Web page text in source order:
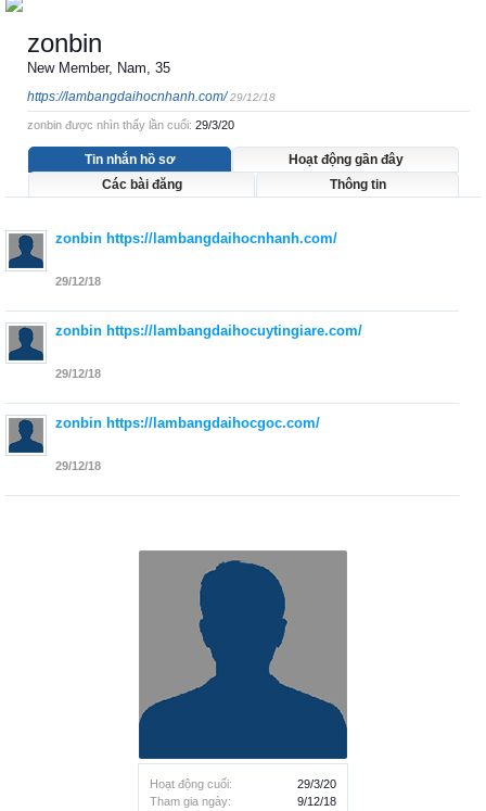
Hoạt động cuối:
29/3/20
Tham gia ngày:
9/12/18
zonbin
New Member, Nam, 35
https://lambangdaihocnhanh.com/ 29/12/18
zonbin được nhìn thấy lần cuối: 29/3/20
Tin nhắn hồ sơ
Hoạt động gần đây
Các bài đăng
Thông tin
zonbin https://lambangdaihocnhanh.com/
29/12/18
zonbin https://lambangdaihocuytingiare.com/
29/12/18
zonbin https://lambangdaihocgoc.com/
29/12/18